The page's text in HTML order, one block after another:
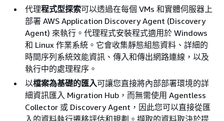
代理程式型探索可以透過在每個 VMs 和實體伺服器上
部署 AWS Application Discovery Agent (Discovery
Agent) 來執行。代理程式安裝程式適用於 Windows
和 Linux 作業系統。它會收集靜態組態資料、詳細的
時間序列系統效能資訊、傳入和傳出網路連線，以及
執行中的處理程序。
以檔案為基礎的匯入可讓您直接將內部部署環境的詳
細資訊匯入 Migration Hub，而無需使用 Agentless
Collector 或 Discovery Agent，因此您可以直接從匯
入的資料執行遷移評估和規劃。擷取的資料取決於提